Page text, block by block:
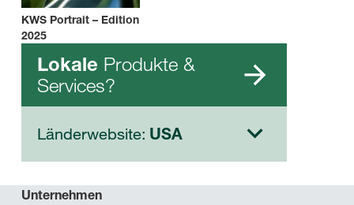
KWS Portrait – Edition
2025
Lokale Produkte &
Services?
Länderwebsite: USA
Unternehmen